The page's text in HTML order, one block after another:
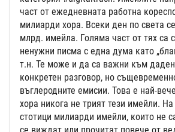
част от ежедневната работна
милиарди хора. Всеки ден по света
млрд. имейла. Голяма част от тях са
ненужни писма с една дума като
т.н. Те може и да са важни към
конкретен разговор, но
въглеродните емисии. Това е най-
хора никога не трият тези имейли.
стотици милиарди имейли, които не